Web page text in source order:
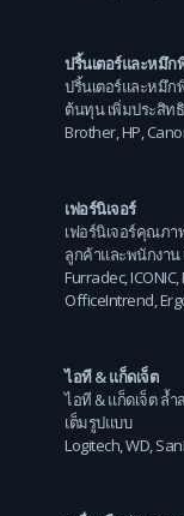
ปริ้นเตอร์และหมึก
ปริ้นเตอร์และหมึ
ต้นทุน เพิ่มประสิท
Brother,HP,
เฟอร์นิเจอร์
เฟอร์นิเจอร์คุณภ
ลูกค้าและพนักงา
Furradec,ICONIC,
OfficeIntrend,
ไอที & แก็ดเจ็ต
ไอที & แก็ดเจ็ต ล้
เต็มรูปแบบ
Logitech,WD,